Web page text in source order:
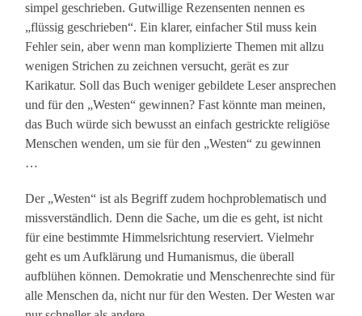
simpel geschrieben. Gutwillige Rezensenten nennen es
„flüssig geschrieben“. Ein klarer, einfacher Stil muss kein
Fehler sein, aber wenn man komplizierte Themen mit allzu
wenigen Strichen zu zeichnen versucht, gerät es zur
Karikatur. Soll das Buch weniger gebildete Leser ansprechen
und für den „Westen“ gewinnen? Fast könnte man meinen,
das Buch würde sich bewusst an einfach gestrickte religiöse
Menschen wenden, um sie für den „Westen“ zu gewinnen
…
Der „Westen“ ist als Begriff zudem hochproblematisch und
missverständlich. Denn die Sache, um die es geht, ist nicht
für eine bestimmte Himmelsrichtung reserviert. Vielmehr
geht es um Aufklärung und Humanismus, die überall
aufblühen können. Demokratie und Menschenrechte sind für
alle Menschen da, nicht nur für den Westen. Der Westen war